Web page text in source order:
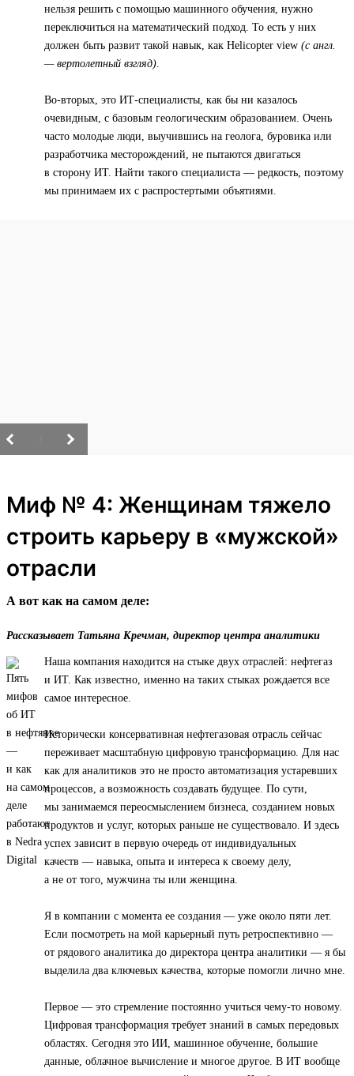
нельзя решить с помощью машинного обучения, нужно
переключиться на математический подход. То есть у них
должен быть развит такой навык, как Helicopter view (с англ.
— вертолетный взгляд).
Во-вторых, это ИТ-специалисты, как бы ни казалось
очевидным, с базовым геологическим образованием. Очень
часто молодые люди, выучившись на геолога, буровика или
разработчика месторождений, не пытаются двигаться
в сторону ИТ. Найти такого специалиста — редкость, поэтому
мы принимаем их с распростертыми объятиями.
Миф № 4: Женщинам тяжело
строить карьеру в «мужской»
отрасли
А вот как на самом деле:
Рассказывает Татьяна Кречман, директор центра аналитики
Наша компания находится на стыке двух отраслей: нефтегаз
и ИТ. Как известно, именно на таких стыках рождается все
самое интересное.
Исторически консервативная нефтегазовая отрасль сейчас
переживает масштабную цифровую трансформацию. Для нас
как для аналитиков это не просто автоматизация устаревших
процессов, а возможность создавать будущее. По сути,
мы занимаемся переосмыслением бизнеса, созданием новых
продуктов и услуг, которых раньше не существовало. И здесь
успех зависит в первую очередь от индивидуальных
качеств — навыка, опыта и интереса к своему делу,
а не от того, мужчина ты или женщина.
Я в компании с момента ее создания — уже около пяти лет.
Если посмотреть на мой карьерный путь ретроспективно —
от рядового аналитика до директора центра аналитики — я бы
выделила два ключевых качества, которые помогли лично мне.
Первое — это стремление постоянно учиться чему-то новому.
Цифровая трансформация требует знаний в самых передовых
областях. Сегодня это ИИ, машинное обучение, большие
данные, облачное вычисление и многое другое. В ИТ вообще